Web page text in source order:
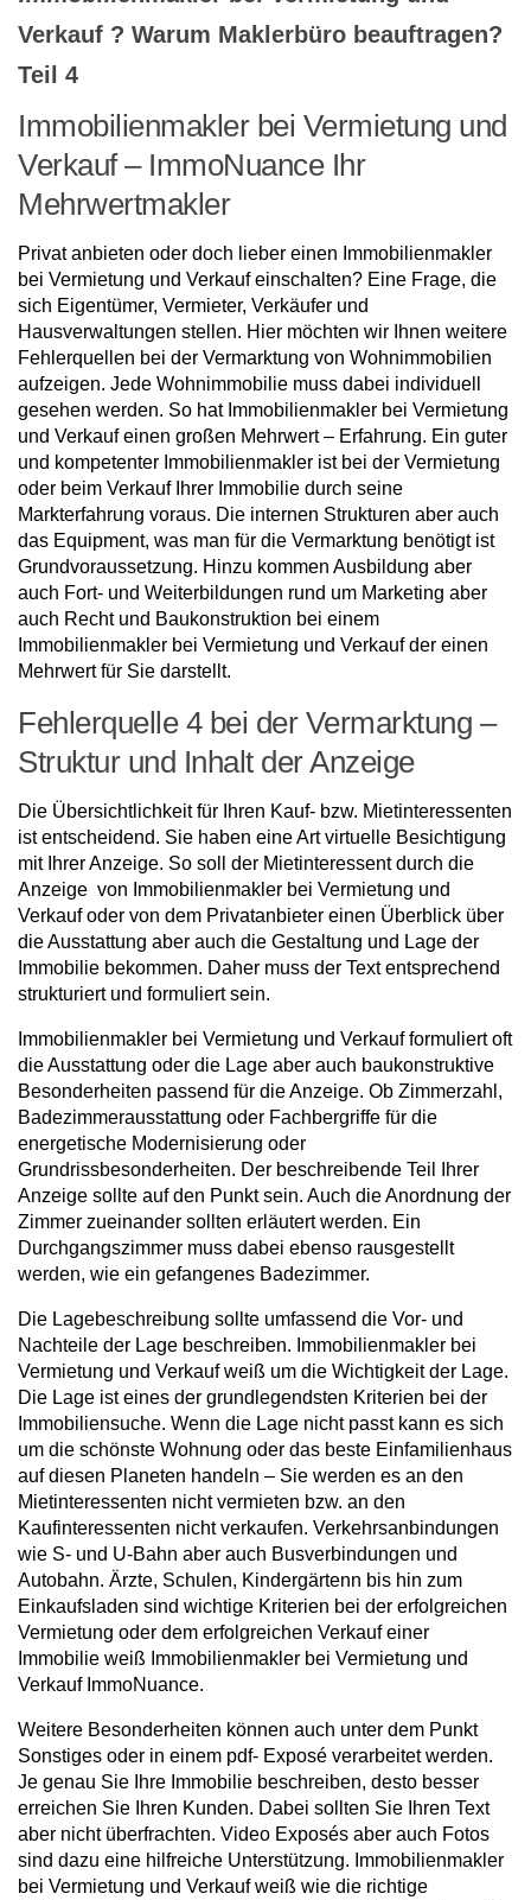
Verkauf ? Warum Maklerbüro beauftragen?
Teil 4
Immobilienmakler bei Vermietung und
Verkauf – ImmoNuance Ihr
Mehrwertmakler
Privat anbieten oder doch lieber einen Immobilienmakler
bei Vermietung und Verkauf einschalten? Eine Frage, die
sich Eigentümer, Vermieter, Verkäufer und
Hausverwaltungen stellen. Hier möchten wir Ihnen weitere
Fehlerquellen bei der Vermarktung von Wohnimmobilien
aufzeigen. Jede Wohnimmobilie muss dabei individuell
gesehen werden. So hat Immobilienmakler bei Vermietung
und Verkauf einen großen Mehrwert – Erfahrung. Ein guter
und kompetenter Immobilienmakler ist bei der Vermietung
oder beim Verkauf Ihrer Immobilie durch seine
Markterfahrung voraus. Die internen Strukturen aber auch
das Equipment, was man für die Vermarktung benötigt ist
Grundvoraussetzung. Hinzu kommen Ausbildung aber
auch Fort- und Weiterbildungen rund um Marketing aber
auch Recht und Baukonstruktion bei einem
Immobilienmakler bei Vermietung und Verkauf der einen
Mehrwert für Sie darstellt.
Fehlerquelle 4 bei der Vermarktung –
Struktur und Inhalt der Anzeige
Die Übersichtlichkeit für Ihren Kauf- bzw. Mietinteressenten
ist entscheidend. Sie haben eine Art virtuelle Besichtigung
mit Ihrer Anzeige. So soll der Mietinteressent durch die
Anzeige von Immobilienmakler bei Vermietung und
Verkauf oder von dem Privatanbieter einen Überblick über
die Ausstattung aber auch die Gestaltung und Lage der
Immobilie bekommen. Daher muss der Text entsprechend
strukturiert und formuliert sein.
Immobilienmakler bei Vermietung und Verkauf formuliert oft
die Ausstattung oder die Lage aber auch baukonstruktive
Besonderheiten passend für die Anzeige. Ob Zimmerzahl,
Badezimmerausstattung oder Fachbergriffe für die
energetische Modernisierung oder
Grundrissbesonderheiten. Der beschreibende Teil Ihrer
Anzeige sollte auf den Punkt sein. Auch die Anordnung der
Zimmer zueinander sollten erläutert werden. Ein
Durchgangszimmer muss dabei ebenso rausgestellt
werden, wie ein gefangenes Badezimmer.
Die Lagebeschreibung sollte umfassend die Vor- und
Nachteile der Lage beschreiben. Immobilienmakler bei
Vermietung und Verkauf weiß um die Wichtigkeit der Lage.
Die Lage ist eines der grundlegendsten Kriterien bei der
Immobiliensuche. Wenn die Lage nicht passt kann es sich
um die schönste Wohnung oder das beste Einfamilienhaus
auf diesen Planeten handeln – Sie werden es an den
Mietinteressenten nicht vermieten bzw. an den
Kaufinteressenten nicht verkaufen. Verkehrsanbindungen
wie S- und U-Bahn aber auch Busverbindungen und
Autobahn. Ärzte, Schulen, Kindergärtenn bis hin zum
Einkaufsladen sind wichtige Kriterien bei der erfolgreichen
Vermietung oder dem erfolgreichen Verkauf einer
Immobilie weiß Immobilienmakler bei Vermietung und
Verkauf ImmoNuance.
Weitere Besonderheiten können auch unter dem Punkt
Sonstiges oder in einem pdf- Exposé verarbeitet werden.
Je genau Sie Ihre Immobilie beschreiben, desto besser
erreichen Sie Ihren Kunden. Dabei sollten Sie Ihren Text
aber nicht überfrachten. Video Exposés aber auch Fotos
sind dazu eine hilfreiche Unterstützung. Immobilienmakler
bei Vermietung und Verkauf weiß wie die richtige